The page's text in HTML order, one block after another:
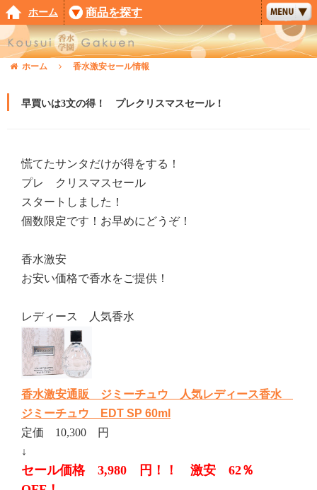
ホーム 商品を探す
ホーム 香水激安セール情報
早買いは3文の得！ プレクリスマスセール！
慌てたサンタだけが得をする！
プレ クリスマスセール
スタートしました！
個数限定です！お早めにどうぞ！
香水激安
お安い価格で香水をご提供！
レディース 人気香水
香水激安通販 ジミーチュウ 人気レディース香水
ジミーチュウ EDT SP 60ml
定価 10,300 円
↓
セール価格 3,980 円！！ 激安 62％